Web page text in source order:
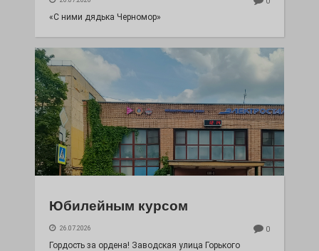
«С ними дядька Черномор»
Юбилейным курсом
26.07.2026 0
Гордость за ордена! Заводская улица Горького